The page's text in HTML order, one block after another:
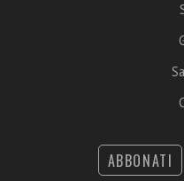
ABBONATI